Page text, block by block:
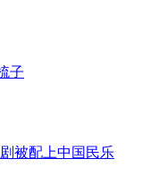
政治霸凌主义
言论片面不公正
子
被配上中国民乐